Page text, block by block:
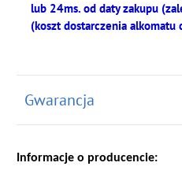
lub 24ms. od datyzakupu
(koszt dostarczenia
Gwarancja
Informacje o producencie: